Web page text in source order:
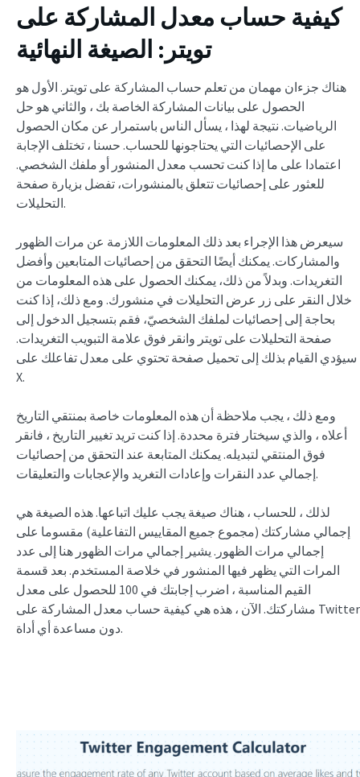
كيفية حساب معدل المشاركة على
تويتر: الصيغة النهائية
هناك جزءان مهمان من تعلم حساب المشاركة على تويتر. الأول هو
الحصول على بيانات المشاركة الخاصة بك ، والثاني هو حل
الرياضيات. نتيجة لهذا ، يسأل الناس باستمرار عن مكان الحصول
على الإحصائيات التي يحتاجونها للحساب. حسنا ، تختلف الإجابة
اعتمادا على ما إذا كنت تحسب معدل المنشور أو ملفك الشخصي.
للعثور على إحصائيات تتعلق بالمنشورات، تفضل بزيارة صفحة
التحليلات.
سيعرض هذا الإجراء بعد ذلك المعلومات اللازمة عن مرات الظهور
والمشاركات. يمكنك أيضًا التحقق من إحصائيات المتابعين وأفضل
التغريدات. وبدلاً من ذلك، يمكنك الحصول على هذه المعلومات من
خلال النقر على زر عرض التحليلات في منشورك. ومع ذلك، إذا كنت
بحاجة إلى إحصائيات لملفك الشخصيّ، فقم بتسجيل الدخول إلى
صفحة التحليلات على تويتر وانقر فوق علامة التبويب التغريدات.
سيؤدي القيام بذلك إلى تحميل صفحة تحتوي على معدل تفاعلك على
X.
ومع ذلك ، يجب ملاحظة أن هذه المعلومات خاصة بمنتقي التاريخ
أعلاه ، والذي سيختار فترة محددة. إذا كنت تريد تغيير التاريخ ، فانقر
فوق المنتقي لتبديله. يمكنك المتابعة عند التحقق من إحصائيات
إجمالي عدد النقرات وإعادات التغريد والإعجابات والتعليقات.
لذلك ، للحساب ، هناك صيغة يجب عليك اتباعها. هذه الصيغة هي
إجمالي مشاركتك (مجموع جميع المقاييس التفاعلية) مقسوما على
إجمالي مرات الظهور. يشير إجمالي مرات الظهور هنا إلى عدد
المرات التي يظهر فيها المنشور في خلاصة المستخدم. بعد قسمة
القيم المناسبة ، اضرب إجابتك في 100 للحصول على معدل
مشاركتك. الآن ، هذه هي كيفية حساب معدل المشاركة على Twitter
دون مساعدة أي أداة.